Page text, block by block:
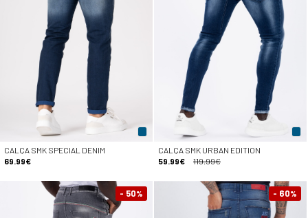
CALÇA SMK SPECIAL DENIM
69.99€
CALÇA SMK URBAN EDITION
59.99€
119.99€
- 50% - 60%